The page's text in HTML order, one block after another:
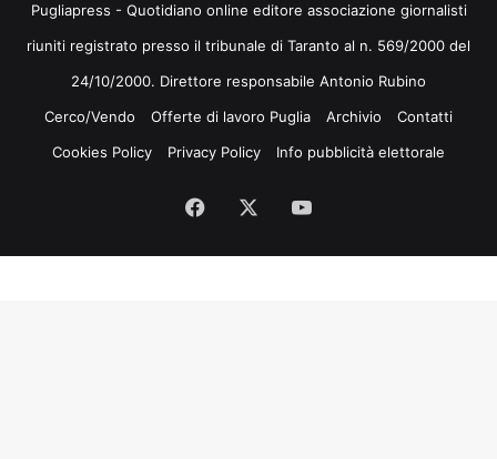
Pugliapress - Quotidiano online editore associazione giornalisti
riuniti registrato presso il tribunale di Taranto al n. 569/2000 del
24/10/2000. Direttore responsabile Antonio Rubino
Cerco/Vendo
Offerte di lavoro Puglia Archivio
Contatti
Cookies Policy
Privacy Policy Info pubblicità elettorale
Facebook
Tube